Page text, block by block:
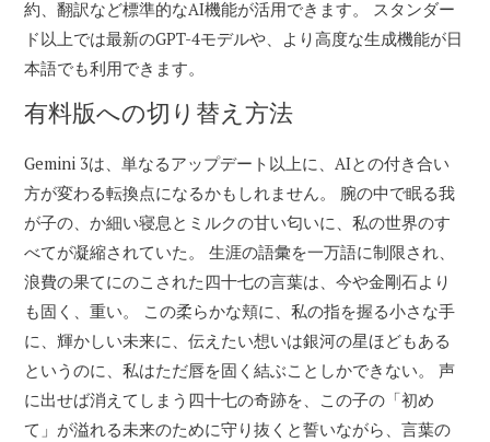
約、翻訳など標準的なAI機能が活用できます。 スタンダー
ド以上では最新のGPT-4モデルや、より高度な生成機能が日
本語でも利用できます。
有料版への切り替え方法
Gemini 3は、単なるアップデート以上に、AIとの付き合い
方が変わる転換点になるかもしれません。 腕の中で眠る我
が子の、か細い寝息とミルクの甘い匂いに、私の世界のす
べてが凝縮されていた。 生涯の語彙を一万語に制限され、
浪費の果てにのこされた四十七の言葉は、今や金剛石より
も固く、重い。 この柔らかな頬に、私の指を握る小さな手
に、輝かしい未来に、伝えたい想いは銀河の星ほどもある
というのに、私はただ唇を固く結ぶことしかできない。 声
に出せば消えてしまう四十七の奇跡を、この子の「初め
て」が溢れる未来のために守り抜くと誓いながら、言葉の